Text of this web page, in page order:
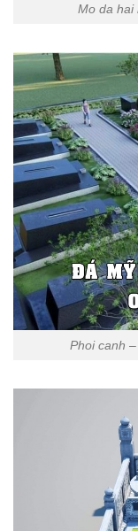
Mo da hai
Phoi canh